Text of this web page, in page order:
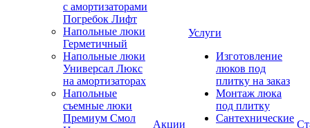
с амортизаторами
Погребок Лифт
Напольные люки
Герметичный
Напольные люки
Универсал Люкс
на амортизаторах
Напольные
съемные люки
Премиум Смол
Акции
Услуги
Изготовление
люков под
плитку на заказ
Монтаж люка
под плитку
Сантехнические